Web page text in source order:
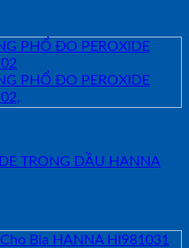
TRONG DẦU HANNA